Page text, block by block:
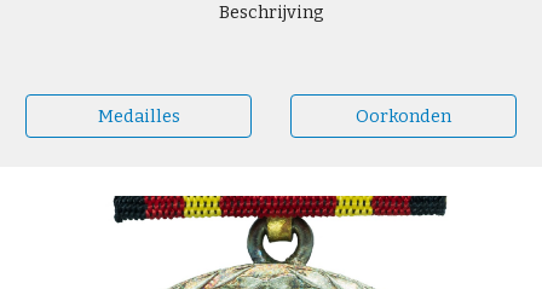
Beschrijving
Medailles Oorkonden